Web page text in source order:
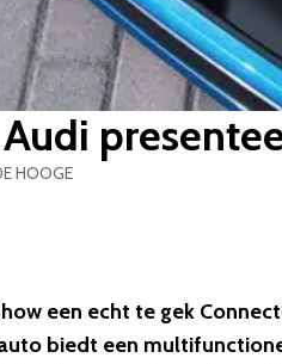
HOOGE
een echt te gek
biedt een